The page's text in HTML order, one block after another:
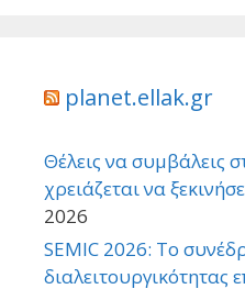
planet.ellak.gr
Θέλεις να συμβάλεις
χρειάζεται να
2026
SEMIC 2026: Το
διαλειτουργικότητας